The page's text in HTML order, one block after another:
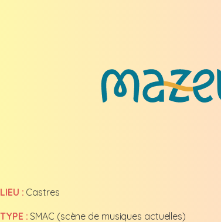
LIEU : Castres
TYPE : SMAC (scène de musiques actuelles)